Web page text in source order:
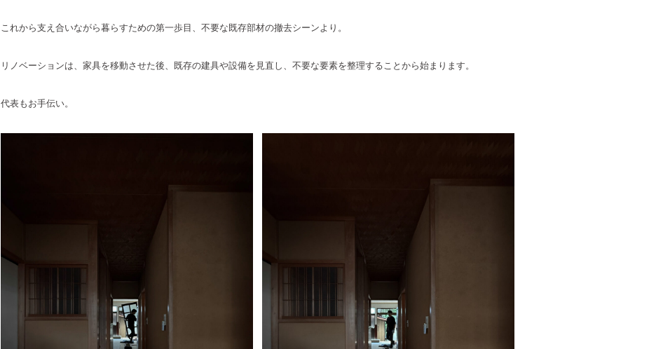
これから支え合いながら暮らすための第一歩目、不要な既存部材の撤去シーンより。
リノベーションは、家具を移動させた後、既存の建具や設備を見直し、不要な要素を整理することから始まります。
代表もお手伝い。